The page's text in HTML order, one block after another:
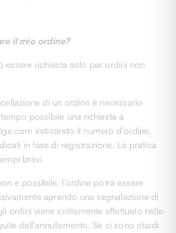
il mio ordine?
essere richiesta solo per ordini non
di un ordine è necessario
possibile una richiesta a
indicando il numero d’ordine,
in fase di registrazione. La pratica
brevi
è possibile, l’ordine potrà essere
aprendo una segnalazione di
ordini viene solitamente effettuato nelle
dall'annullamento. Se ci sono ritardi